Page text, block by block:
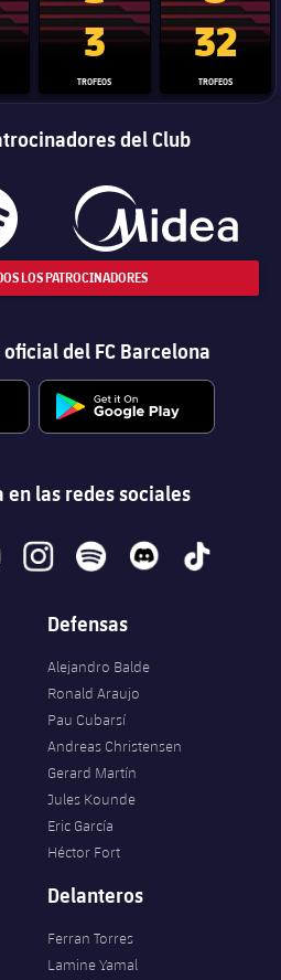
de la Liga de Campeones
Trofeo del Mundial de
3
TROFEOS
Copa del
32
TROFEOS
del Club
LOS PATROCINADORES
del FC Barcelona
en las redes sociales
instagramspotify discord tiktok
Defensas
Alejandro Balde
Ronald Araujo
Pau Cubarsí
Andreas Christensen
Gerard Martín
Jules Kounde
Eric García
Héctor Fort
Delanteros
Ferran Torres
Lamine Yamal